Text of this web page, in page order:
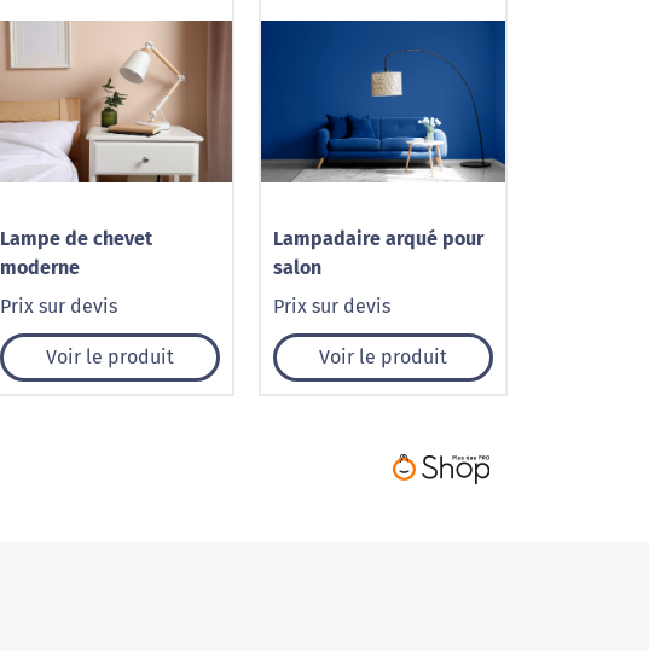
Lampe de chevet
moderne
Prix sur devis
Voir le produit
Lampadaire arqué pour
salon
Prix sur devis
Voir le produit